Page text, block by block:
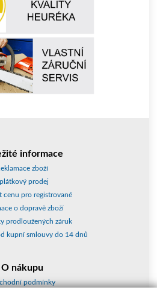
informace
zboží
prodej
cenu pro registrované
o dopravě zboží
prodloužených záruk
kupní smlouvy do 14 dnů
O nákupu
podmínky